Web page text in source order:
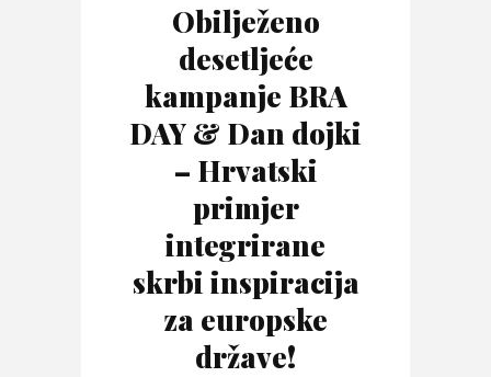
Obilježeno
desetljeće
kampanje BRA
DAY & Dan dojki
– Hrvatski
primjer
integrirane
skrbi inspiracija
za europske
države!